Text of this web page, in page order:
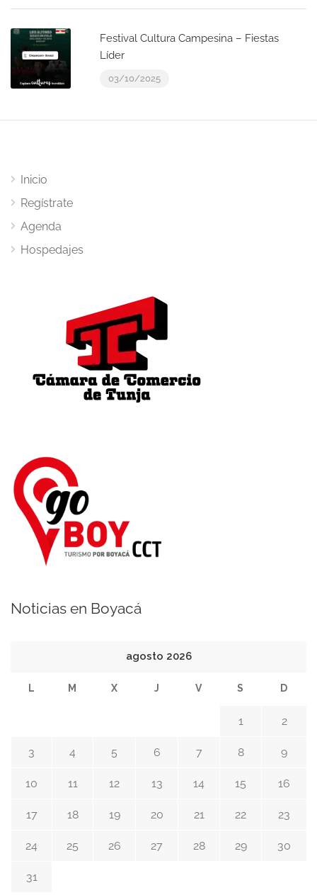
Festival Cultura Campesina – Fiestas
Líder
03/10/2025
Inicio
Regístrate
Agenda
Hospedajes
Noticias en Boyacá
agosto 2026
L M X J V S D
1 2
3 4 5 6 7 8 9
10 11 12 13 14 15 16
17 18 19 20 21 22 23
24 25 26 27 28 29 30
31